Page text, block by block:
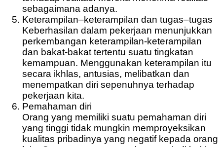
sebagaimana adanya.
Keterampilan–keterampilan dan tugas–tugas
Keberhasilan dalam pekerjaan menunjukkan
perkembangan keterampilan-keterampilan
dan bakat-bakat tertentu suatu tingkatan
kemampuan. Menggunakan keterampilan itu
secara ikhlas, antusias, melibatkan dan
menempatkan diri sepenuhnya terhadap
pekerjaan kita.
Pemahaman diri
Orang yang memiliki suatu pemahaman diri
yang tinggi tidak mungkin memproyeksikan
kualitas pribadinya yang negatif kepada orang